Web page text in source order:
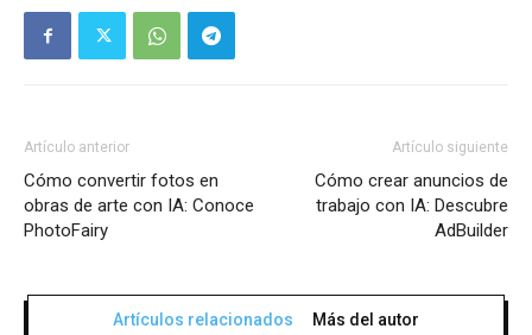
Artículo anterior
Cómo convertir fotos en
obras de arte con IA: Conoce
PhotoFairy
Artículo siguiente
Cómo crear anuncios de
trabajo con IA: Descubre
AdBuilder
Artículos relacionados Más del autor